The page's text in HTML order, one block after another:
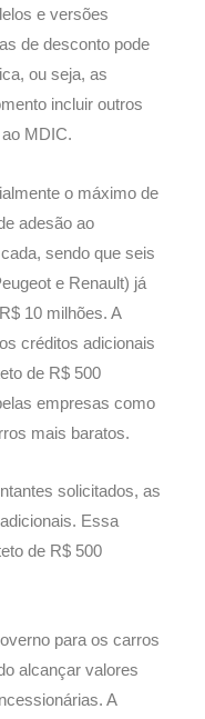
e versões
de desconto pode
ou seja, as
incluir outros
MDIC.
o máximo de
adesão ao
sendo que seis
e Renault) já
10 milhões. A
créditos adicionais
de R$ 500
empresas como
mais baratos.
solicitados, as
Essa
de R$ 500
para os carros
alcançar valores
A